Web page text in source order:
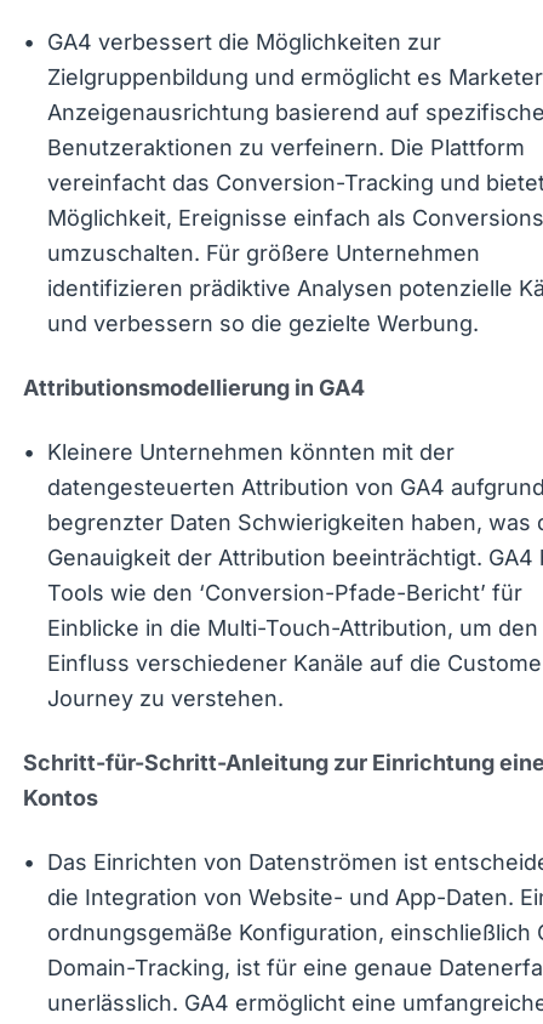
Benutzeraktionen zu verfeinern. Die Plattform
vereinfacht das Conversion-Tracking und
Möglichkeit, Ereignisse einfach als Conversions
umzuschalten. Für größere Unternehmen
identifizieren prädiktive Analysen potenzielle
und verbessern so die gezielte Werbung.
Attributionsmodellierung in GA4
Kleinere Unternehmen könnten mit der
datengesteuerten Attribution von GA4
Genauigkeit der Attribution beeinträchtigt. GA4
Tools wie den ‘Conversion-Pfade-Bericht’ für
Einblicke in die Multi-Touch-Attribution, um den
Einfluss verschiedener Kanäle auf die
Journey zu verstehen.
Schritt-für-Schritt-Anleitung zur Einrichtung eines
Kontos
Das Einrichten von Datenströmen ist
für die Integration von Website- und App-
Cross-Domain-Tracking, ist für eine genaue
Datenerfassung unerlässlich. GA4 ermöglicht
umfangreiche Anpassung von Ereignissen,
Conversions, Berichten und Navigation, um
spezifische PPC-Anforderungen zu erfüllen.